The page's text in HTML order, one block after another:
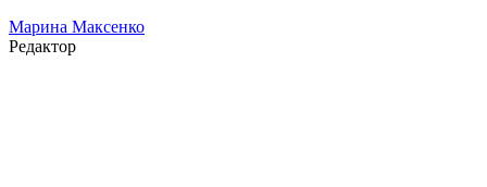
Марина Максенко
Редактор